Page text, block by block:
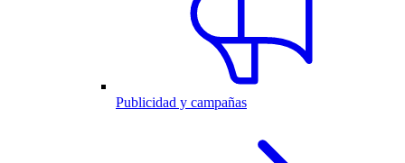
Publicidad y campañas